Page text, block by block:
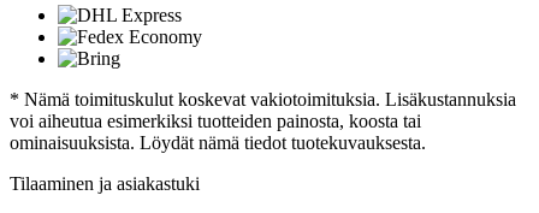
* Nämä toimituskulut koskevat vakiotoimituksia. Lisäkustannuksia
voi aiheutua esimerkiksi tuotteiden painosta, koosta tai
ominaisuuksista. Löydät nämä tiedot tuotekuvauksesta.
Tilaaminen ja asiakastuki